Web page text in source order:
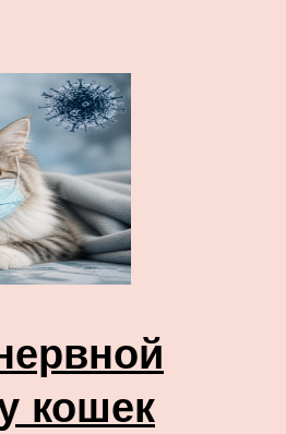
кошек